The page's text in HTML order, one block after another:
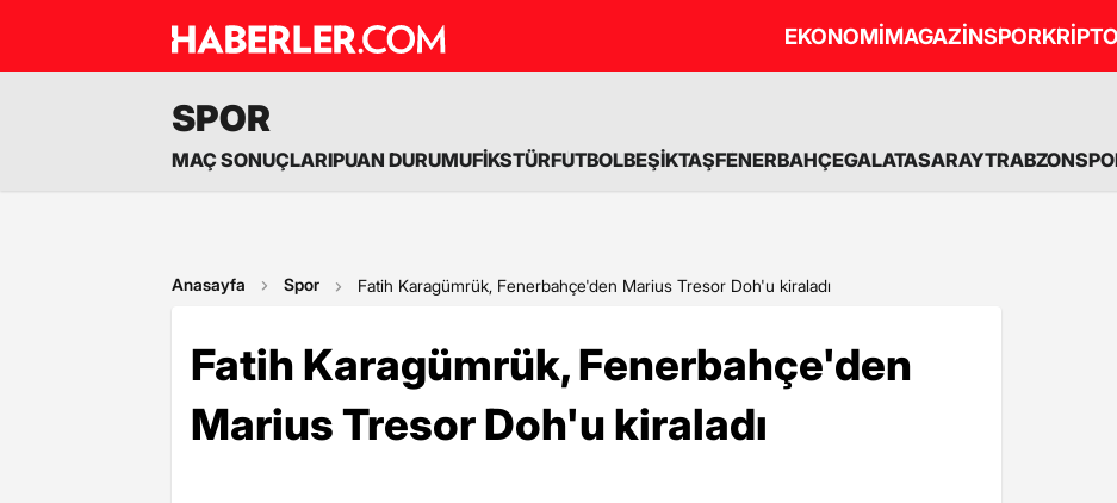
EKONOMİMAGAZİNSPOR
SPOR
MAÇ SONUÇLARIPUAN DURUMUFİKSTÜRFUTBOLBEŞİKTAŞFENERBAHÇEGALATASARAY
Anasayfa Spor Fatih Karagümrük, Fenerbahçe'den Marius Tresor Doh'u kiraladı
Fatih Karagümrük, Fenerbahçe'den
Marius Tresor Doh'u kiraladı